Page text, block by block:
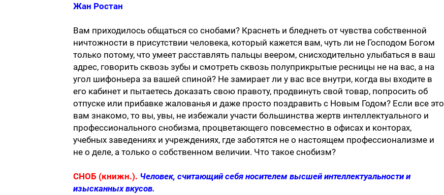
Жан Ростан
Вам приходилось общаться со снобами? Краснеть и бледнеть от чувства собственной
ничтожности в присутствии человека, который кажется вам, чуть ли не Господом Богом
только потому, что умеет расставлять пальцы веером, снисходительно улыбаться в ваш
адрес, говорить сквозь зубы и смотреть сквозь полуприкрытые ресницы не на вас, а на
угол шифоньера за вашей спиной? Не замирает ли у вас все внутри, когда вы входите в
его кабинет и пытаетесь доказать свою правоту, продвинуть свой товар, попросить об
отпуске или прибавке жалованья и даже просто поздравить с Новым Годом? Если все это
вам знакомо, то вы, увы, не избежали участи большинства жертв интеллектуального и
профессионального снобизма, процветающего повсеместно в офисах и конторах,
учебных заведениях и учреждениях, где заботятся не о настоящем профессионализме и
не о деле, а только о собственном величии. Что такое снобизм?
СНОБ (книжн.). Человек, считающий себя носителем высшей интеллектуальности и
изысканных вкусов.